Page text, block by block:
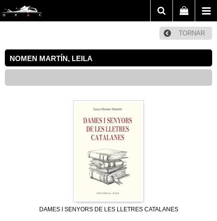
TORNAR
NOMEN MARTÍN, LEILA
DAMES I SENYORS DE LES LLETRES CATALANES